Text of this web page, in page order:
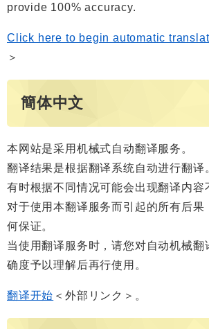
provide 100% accuracy.
Click here to begin automatic
＞
簡体中文
本网站是采用机械式自动翻译服务。
翻译结果是根据翻译系统自动进行翻译
有时根据不同情况可能会出现翻译内容
对于使用本翻译服务而引起的所有后果
何保证。
当使用翻译服务时，请您对自动机械翻
确度予以理解后再行使用。
翻译开始 ＜外部リンク＞ 。